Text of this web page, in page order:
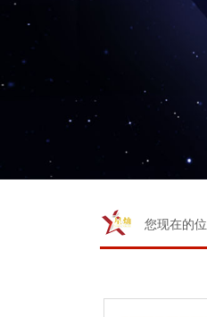
您现在的